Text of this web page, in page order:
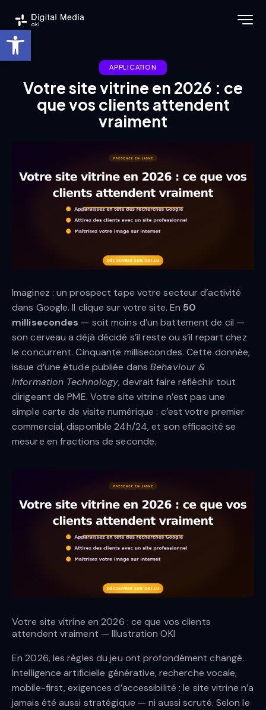
Ouvrir la barre d’outils
APPLICATION
Votre site vitrine en 2026 : ce
que vos clients attendent
vraiment
Imaginez : un prospect tape votre secteur d’activité
dans Google. Il clique sur votre site. En 50
millisecondes — soit moins d’un battement de cil —
son cerveau a déjà décidé s’il reste ou s’il repart chez
le concurrent. Cinquante millisecondes. Cette donnée,
issue d’une étude publiée dansBehaviour &
Information Technology, devrait faire réfléchir tout
dirigeant de PME. Votre site vitrine n’est pas une
simple carte de visite numérique : c’est votre premier
commercial, disponible 24h/24, et son efficacité se
mesure en fractions de seconde.
Votre site vitrine en 2026 : ce que vos clients
attendent vraiment — Illustration OKI
En 2026, les règles du jeu ont profondément changé.
Intelligence artificielle générative, recherche vocale,
mobile-first, exigences d’accessibilité : le site vitrine n’a
jamais été aussi stratégique — ni aussi scruté. Selon le